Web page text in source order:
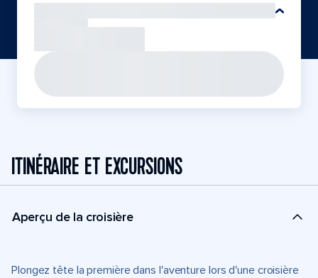
ITINÉRAIRE ET EXCURSIONS
Aperçu de la croisière
Plongez tête la première dans l'aventure lors d'une croisière